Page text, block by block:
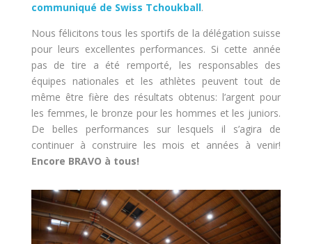
communiqué de Swiss Tchoukball.
Nous félicitons tous les sportifs de la délégation suisse
pour leurs excellentes performances. Si cette année
pas de tire a été remporté, les responsables des
équipes nationales et les athlètes peuvent tout de
même être fière des résultats obtenus: l’argent pour
les femmes, le bronze pour les hommes et les juniors.
De belles performances sur lesquels il s’agira de
continuer à construire les mois et années à venir!
Encore BRAVO à tous!